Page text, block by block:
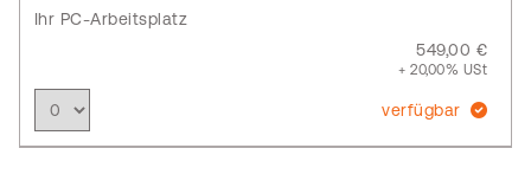
Ihr PC-Arbeitsplatz
549,00 €
+ 20,00% USt
verfügbar